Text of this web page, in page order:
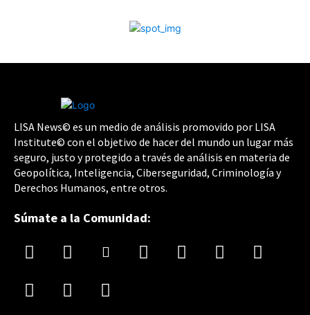
LISA News© es un medio de análisis promovido por LISA
Institute© con el objetivo de hacer del mundo un lugar más
seguro, justo y protegido a través de análisis en materia de
Geopolítica, Inteligencia, Ciberseguridad, Criminología y
Derechos Humanos, entre otros.
Súmate a la Comunidad: